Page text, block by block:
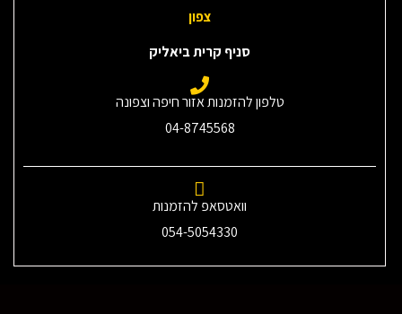
צפון
סניף קרית ביאליק
טלפון להזמנות אזור חיפה וצפונה
04-8745568
וואטסאפ להזמנות
054-5054330